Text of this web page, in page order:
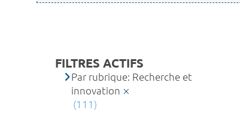
FILTRES ACTIFS
Par rubrique: Recherche et
innovation
(111)